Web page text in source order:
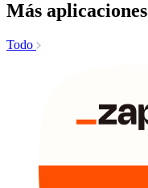
Más aplicaciones
Todo